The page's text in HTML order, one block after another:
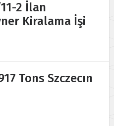
2 İlan
Kiralama İşi
Tons Szczecın